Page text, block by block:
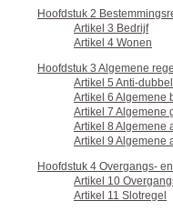
Hoofdstuk 2
Artikel 3 Bedrijf
Artikel 4 Wonen
Hoofdstuk 3 Algemene
Artikel 5 Anti-
Artikel 6 Algemene
Artikel 7 Algemene
Artikel 8 Algemene
Artikel 9 Algemene
Hoofdstuk 4 Overgangs-
Artikel 10
Artikel 11 Slotregel